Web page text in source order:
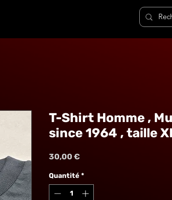
T-Shirt Homme ,
since 1964 , taille
30,00 €
Quantité *